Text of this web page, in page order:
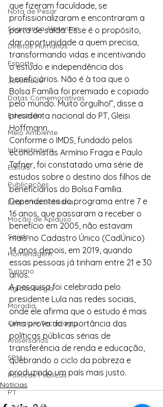
Nota de Pesar
Segurança Alimentar
Direitos Humanos
Esporte
Juventude
Datas Comemorativas
Educação
Meio Ambiente
Infraestrutura
Editais
Publicações
Economia Solidária
Moção de Aplauso
Saúde
Homenagem
Turismo
Agroecologia
Moradia
Ciência e Tecnologia
Anisersários
SPM
Políticas Públicas
PT
que fizeram faculdade, se
profissionalizaram e encontraram a
porta de saída. Esse é o propósito,
dar oportunidade a quem precisa,
transformando vidas e incentivando
o estudo e independência dos
beneficiários. Não é à toa que o
Bolsa Família foi premiado e copiado
pelo mundo. Muito orgulho!”, disse a
presidenta nacional do PT, Gleisi
Hoffmann.
Conforme o IMDS, fundado pelos
economistas Armínio Fraga e Paulo
Tafner, foi constatado uma série de
estudos sobre o destino dos filhos de
beneficiários do Bolsa Família.
Dependentes do programa entre 7 e
16 anos, que passaram a receber o
benefício em 2005, não estavam
mais no Cadastro Único (CadÚnico)
14 anos depois, em 2019, quando
essas pessoas já tinham entre 21 e 30
anos.
A pesquisa foi celebrada pelo
presidente Lula nas redes sociais,
onde ele afirma que o estudo é mais
uma prova da importância das
políticas públicas sérias de
transferência de renda e educação,
quebrando o ciclo da pobreza e
produzindo um país mais justo.
Notícias